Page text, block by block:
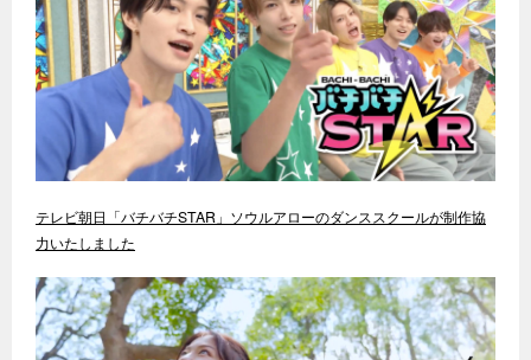
テレビ朝日「バチバチSTAR」ソウルアローのダンススクールが制作協
力いたしました